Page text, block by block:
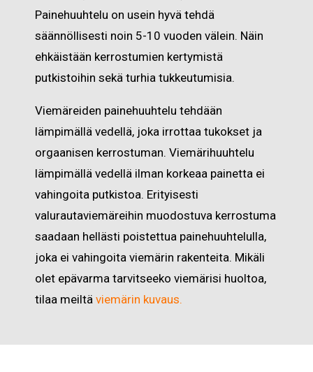
Painehuuhtelu on usein hyvä tehdä
säännöllisesti noin 5-10 vuoden välein. Näin
ehkäistään kerrostumien kertymistä
putkistoihin sekä turhia tukkeutumisia.
Viemäreiden painehuuhtelu tehdään
lämpimällä vedellä, joka irrottaa tukokset ja
orgaanisen kerrostuman. Viemärihuuhtelu
lämpimällä vedellä ilman korkeaa painetta ei
vahingoita putkistoa. Erityisesti
valurautaviemäreihin muodostuva kerrostuma
saadaan hellästi poistettua painehuuhtelulla,
joka ei vahingoita viemärin rakenteita. Mikäli
olet epävarma tarvitseeko viemärisi huoltoa,
tilaa meiltä viemärin kuvaus.